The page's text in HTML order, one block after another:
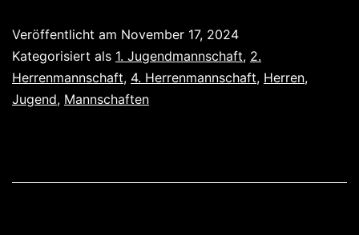
Veröffentlicht am November 17, 2024
Kategorisiert als 1. Jugendmannschaft, 2.
Herrenmannschaft, 4. Herrenmannschaft, Herren,
Jugend, Mannschaften